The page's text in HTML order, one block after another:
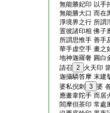
無能勝妃印 以手
無能勝大口 而在
淨境界之行 所謂
置彼諸印相 佛子
所謂思惟手 善手
華手虚空手 畫之
地神迦羅奢 圓白
請召 2 火天印
迦攝驕答摩 末建
婆私倪刺
3 婆
應畫韋陀手 而居
閻摩但茶印 常處